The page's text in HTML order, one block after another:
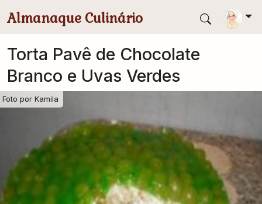
Almanaque Culinário
Torta Pavê de Chocolate
Branco e Uvas Verdes
Foto por Kamila